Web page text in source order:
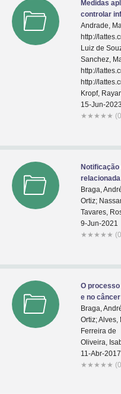
Medidas
controlar
Andrade,
http://
Luiz de
Sanchez,
http://
http://
Kropf,
15-Jun-2023
★ ★ ★ ★ ★
Braga,
Ortiz;
Tavares,
9-Jun-2021
★ ★ ★ ★ ★
O
e no
Braga,
Ortiz;
Ferreira de
Oliveira,
11-Abr-2017
★ ★ ★ ★ ★